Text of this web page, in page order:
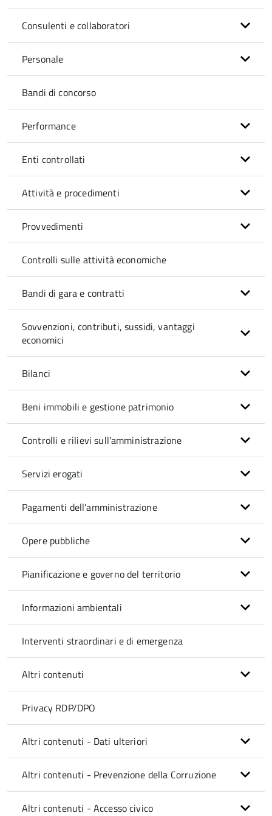
Consulenti e collaboratori
Personale
Bandi di concorso
Performance
Enti controllati
Attività e procedimenti
Provvedimenti
Controlli sulle attività economiche
Bandi di gara e contratti
Sovvenzioni, contributi, sussidi, vantaggi
economici
Bilanci
Beni immobili e gestione patrimonio
Controlli e rilievi sull'amministrazione
Servizi erogati
Pagamenti dell'amministrazione
Opere pubbliche
Pianificazione e governo del territorio
Informazioni ambientali
Interventi straordinari e di emergenza
Altri contenuti
Privacy RDP/DPO
Altri contenuti - Dati ulteriori
Altri contenuti - Prevenzione della Corruzione
Altri contenuti - Accesso civico